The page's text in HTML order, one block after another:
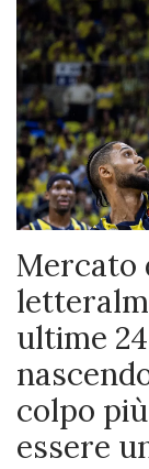
Mercato
ultime
colpo
essere